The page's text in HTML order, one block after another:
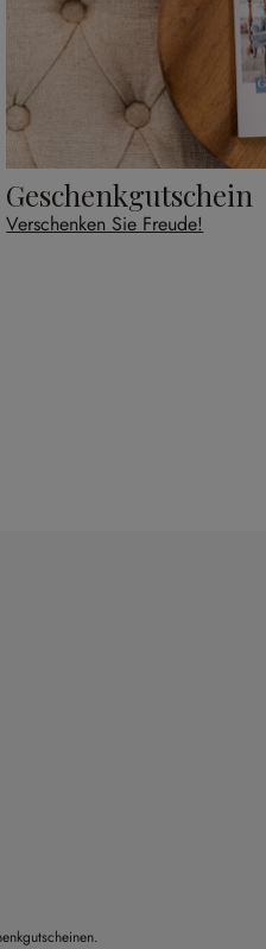
Geschenkgutschein
Verschenken Sie Freude!